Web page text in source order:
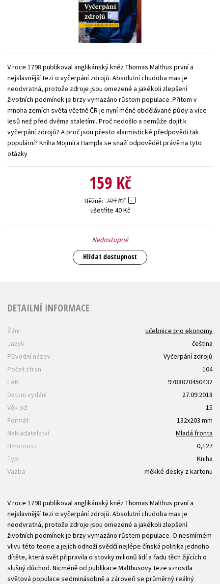
Zahraniční literatura
Všechny tituly
V roce 1798 publikoval anglikánský kněz Thomas Malthus první a
nejslavnější tezi o vyčerpání zdrojů. Absolutní chudoba mas je
neodvratná, protože zdroje jsou omezené a jakékoli zlepšení
životních podmínek je brzy vymazáno růstem populace. Přitom v
mnoha zemích světa včetně ČR je nyní méně obdělávané půdy a více
lesů než před dvěma staletími. Proč nedošlo a nemůže dojít k
vyčerpání zdrojů? A proč jsou přesto alarmistické předpovědi tak
populární? Kniha Mojmíra Hampla se snaží odpovědět právě na tyto
otázky
159 Kč
Běžně 199 Kč
ušetříte 40 Kč
Nedostupné
Hlídat dostupnost
DETAILNÍ INFORMACE
Žánr
učebnice pro ekonomy
Jazyk
čeština
Původní název
Vyčerpání zdrojů
Počet stran
104
EAN
9788020450432
Datum vydání
27.09.2018
Věk od
15
Formát
132x203 mm
Nakladatelství
Mladá fronta
Hmotnost
0,127
Typ
Kniha
Vazba
měkké desky z kartonu
V roce 1798 publikoval anglikánský kněz Thomas Malthus první a
nejslavnější tezi o vyčerpání zdrojů. Absolutní chudoba mas je
neodvratná, protože zdroje jsou omezené a jakékoli zlepšení
životních podmínek je brzy vymazáno růstem populace. O nesmírném
vlivu této teorie a jejích odnoží svědčí nejlépe čínská politika jednoho
dítěte, která svět připravila o stovky milionů lidí a řadu těch žijících o
slušný důchod. Nicméně od publikace Malthusovy teze vzrostla
světová populace sedminásobně a zároveň se průměrný reálný